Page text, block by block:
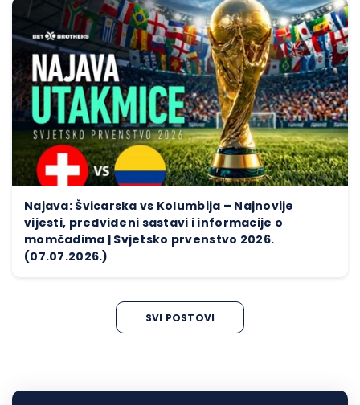
Najava: Švicarska vs Kolumbija – Najnovije
vijesti, predviđeni sastavi i informacije o
momčadima | Svjetsko prvenstvo 2026.
(07.07.2026.)
SVI POSTOVI